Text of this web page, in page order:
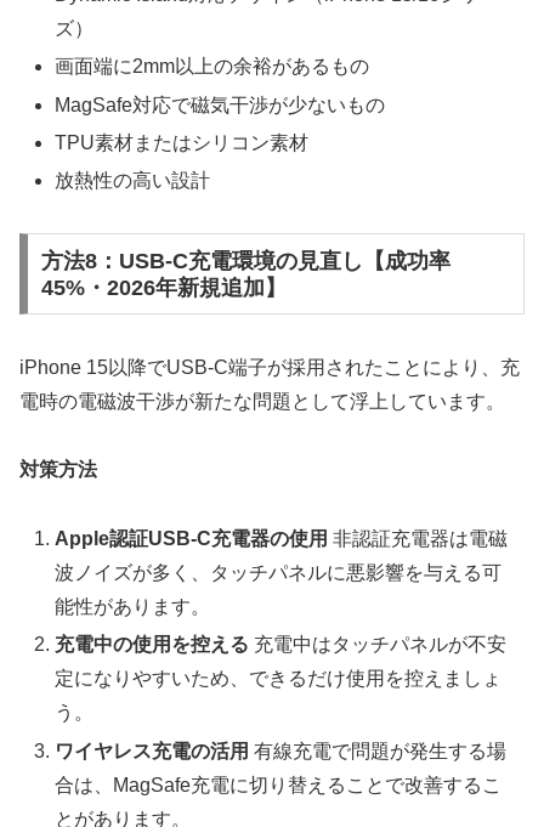
ズ）
画面端に2mm以上の余裕があるもの
MagSafe対応で磁気干渉が少ないもの
TPU素材またはシリコン素材
放熱性の高い設計
方法8：USB-C充電環境の見直し【成功率
45%・2026年新規追加】
iPhone 15以降でUSB-C端子が採用されたことにより、充
電時の電磁波干渉が新たな問題として浮上しています。
対策方法
Apple認証USB-C充電器の使用 非認証充電器は電磁
波ノイズが多く、タッチパネルに悪影響を与える可
能性があります。
充電中の使用を控える 充電中はタッチパネルが不安
定になりやすいため、できるだけ使用を控えましょ
う。
ワイヤレス充電の活用 有線充電で問題が発生する場
合は、MagSafe充電に切り替えることで改善するこ
とがあります。